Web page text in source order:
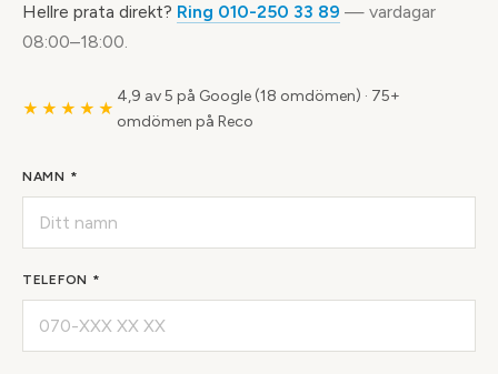
Hellre prata direkt? Ring 010-250 33 89 — vardagar
08:00–18:00.
★★★★★
4,9 av 5 på Google (18 omdömen) · 75+
omdömen på Reco
NAMN *
TELEFON *